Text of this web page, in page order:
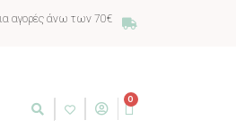
αγορές άνω των 70€
0